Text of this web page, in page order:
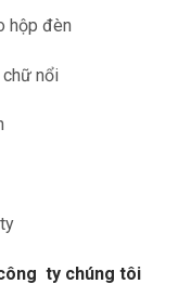
hộp đèn
chữ nổi
ty chúng tôi